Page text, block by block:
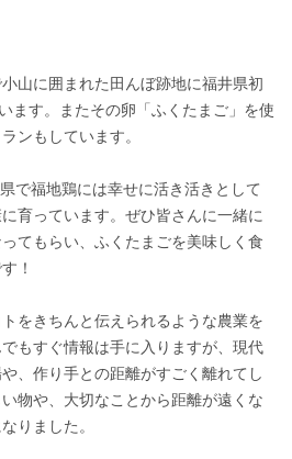
山に囲まれた田んぼ跡地に福井県初
ます。またその卵「ふくたまご」を使
ンもしています。
で福地鶏には幸せに活き活きとして
育っています。ぜひ皆さんに一緒に
てもらい、ふくたまごを美味しく食
！
をきちんと伝えられるような農業を
もすぐ情報は手に入りますが、現代
、作り手との距離がすごく離れてし
物や、大切なことから距離が遠くな
りました。